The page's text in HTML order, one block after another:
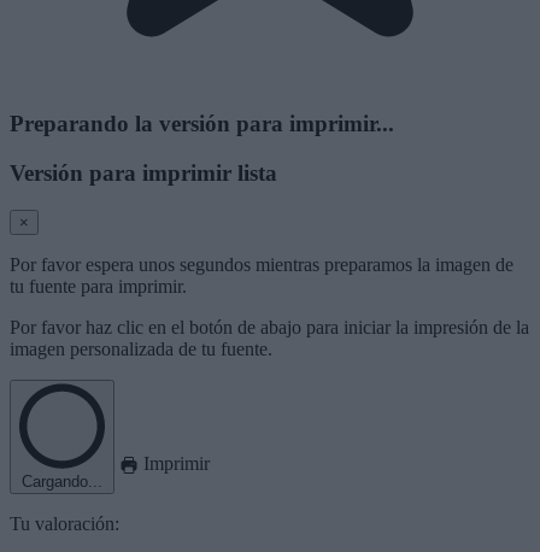
Preparando la versión para imprimir...
Versión para imprimir lista
×
Por favor espera unos segundos mientras preparamos la imagen de
tu fuente para imprimir.
Por favor haz clic en el botón de abajo para iniciar la impresión de la
imagen personalizada de tu fuente.
Cargando...
Imprimir
Tu valoración: